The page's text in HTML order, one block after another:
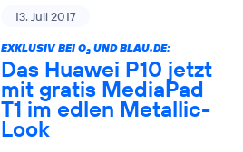
13. Juli 2017
EXKLUSIV BEI O2UND BLAU.DE:
Das Huawei P10 jetzt
mit gratis MediaPad
T1 im edlen Metallic-
Look